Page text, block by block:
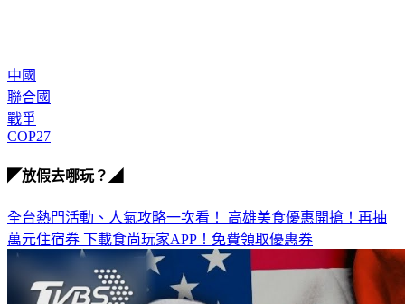
中國
聯合國
戰爭
COP27
◤放假去哪玩？◢
全台熱門活動、人氣攻略一次看！ 高雄美食優惠開搶！再抽
萬元住宿券 下載食尚玩家APP！免費領取優惠券